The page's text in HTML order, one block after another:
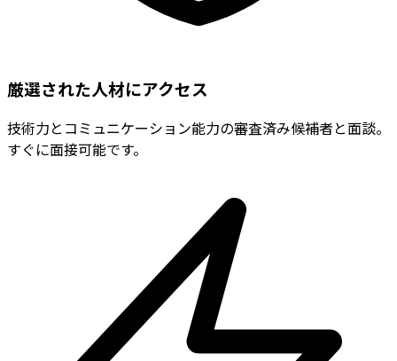
厳選された人材にアクセス
技術力とコミュニケーション能力の審査済み候補者と面談。
すぐに面接可能です。